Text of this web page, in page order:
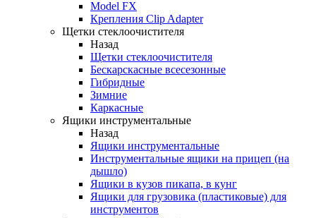
Model FX
Крепления Clip Adapter
Щетки стеклоочистителя
Назад
Щетки стеклоочистителя
Бескарскасные всесезонные
Гибридные
Зимние
Каркасные
Ящики инструментальные
Назад
Ящики инструментальные
Инструментальные ящики на прицеп (на
дышло)
Ящики в кузов пикапа, в кунг
Ящики для грузовика (пластиковые) для
инструментов